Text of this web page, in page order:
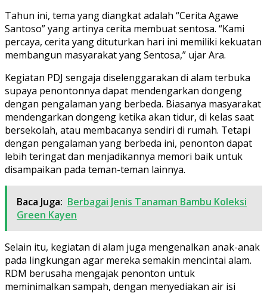
Tahun ini, tema yang diangkat adalah “Cerita Agawe
Santoso” yang artinya cerita membuat sentosa. “Kami
percaya, cerita yang dituturkan hari ini memiliki kekuatan
membangun masyarakat yang Sentosa,” ujar Ara.
Kegiatan PDJ sengaja diselenggarakan di alam terbuka
supaya penontonnya dapat mendengarkan dongeng
dengan pengalaman yang berbeda. Biasanya masyarakat
mendengarkan dongeng ketika akan tidur, di kelas saat
bersekolah, atau membacanya sendiri di rumah. Tetapi
dengan pengalaman yang berbeda ini, penonton dapat
lebih teringat dan menjadikannya memori baik untuk
disampaikan pada teman-teman lainnya.
Baca Juga: Berbagai Jenis Tanaman Bambu Koleksi
Green Kayen
Selain itu, kegiatan di alam juga mengenalkan anak-anak
pada lingkungan agar mereka semakin mencintai alam.
RDM berusaha mengajak penonton untuk
meminimalkan sampah, dengan menyediakan air isi